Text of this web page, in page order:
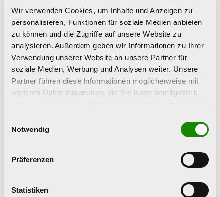
Wir verwenden Cookies, um Inhalte und Anzeigen zu
personalisieren, Funktionen für soziale Medien anbieten
zu können und die Zugriffe auf unsere Website zu
analysieren. Außerdem geben wir Informationen zu Ihrer
Verwendung unserer Website an unsere Partner für
soziale Medien, Werbung und Analysen weiter. Unsere
Partner führen diese Informationen möglicherweise mit
weiteren Daten zusammen, die Sie ihnen bereitgestellt
Notwendig
Präferenzen
Statistiken
Ihre Kontaktperson
Service Center Institut Suchtprävention
Tel.: 0732 / 77 89 36
info(at)praevention.at